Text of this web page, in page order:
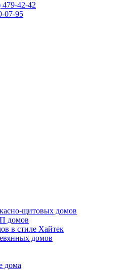
479-42-42
07-95
щитовых домов
домов
в стиле Хайтек
домов
дома